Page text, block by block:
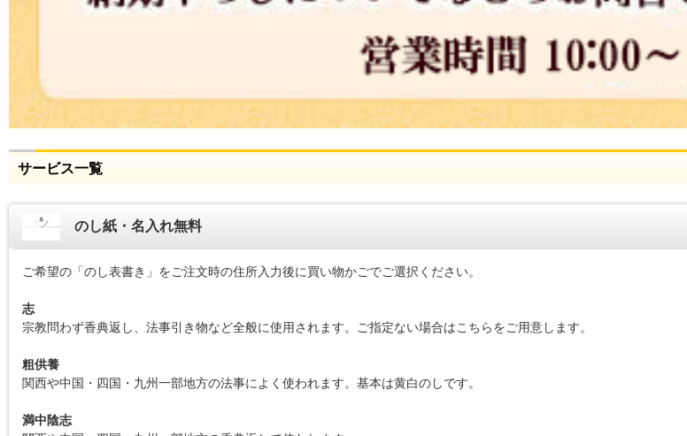
サービス一覧
のし紙・名入れ無料
ご希望の「のし表書き」をご注文時の住所入力後に買い物かごでご選択ください。
志
宗教問わず香典返し、法事引き物など全般に使用されます。ご指定ない場合はこちらをご用意します。
粗供養
関西や中国・四国・九州一部地方の法事によく使われます。基本は黄白のしです。
満中陰志